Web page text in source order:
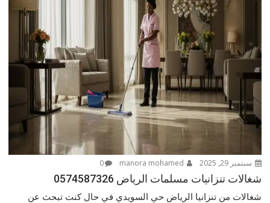
سبتمبر 29, 2025 0
شغالات تنزانيات مسلمات الرياض 0574587326
شغالات من تنزانيا الرياض حي السويدي في حال كنت تبحث عن